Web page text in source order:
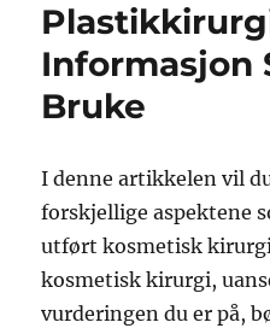
Informasjon
Bruke
I denne artikkelen vil
forskjellige aspektene
utført kosmetisk
kosmetisk kirurgi,
vurderingen du er på,